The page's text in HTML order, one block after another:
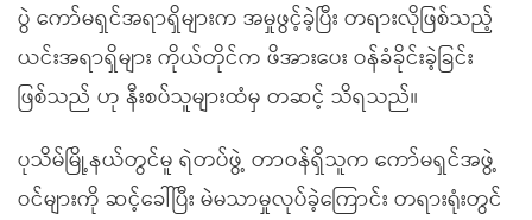
ပွဲ ကော်မရှင်အရာရှိများက အမှုဖွင့်ခဲ့ပြီး တရားလိုဖြစ်သည့်
ယင်းအရာရှိများ ကိုယ်တိုင်က ဖိအားပေး ဝန်ခံခိုင်းခဲ့ခြင်း
ဖြစ်သည် ဟု နီးစပ်သူများထံမှ တဆင့် သိရသည်။
ပုသိမ်မြို့နယ်တွင်မူ ရဲတပ်ဖွဲ့ တာဝန်ရှိသူက ကော်မရှင်အဖွဲ့
ဝင်များကို ဆင့်ခေါ်ပြီး မဲမသာမှုလုပ်ခဲ့ကြောင်း တရားရုံးတွင်